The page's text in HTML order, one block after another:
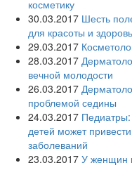
косметику
30.03.2017 Шесть
для красоты и
29.03.2017
28.03.2017
вечной молодости
26.03.2017
проблемой седины
24.03.2017
детей может
заболеваний
23.03.2017 У женщин